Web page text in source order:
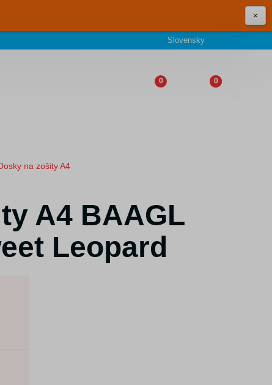
×
Slovensky
0 0
na zošity A4
A4 BAAGL
Leopard